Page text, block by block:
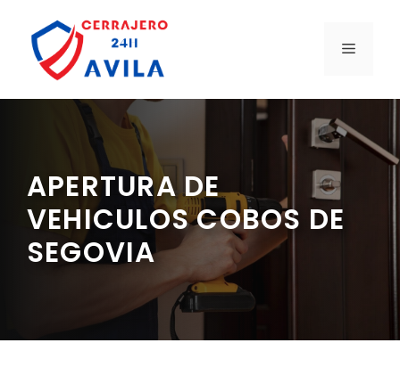
contenido
MENÚ
APERTURA DE
VEHICULOS COBOS DE
SEGOVIA